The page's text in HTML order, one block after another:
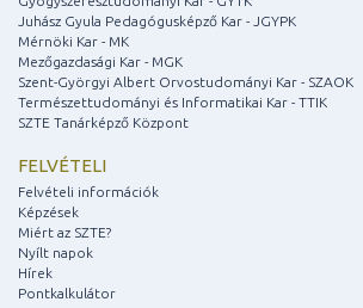
Juhász Gyula Pedagógusképző Kar - JGYPK
Mérnöki Kar - MK
Mezőgazdasági Kar - MGK
Szent-Györgyi Albert Orvostudományi Kar - SZAOK
Természettudományi és Informatikai Kar - TTIK
SZTE Tanárképző Központ
FELVÉTELI
Felvételi információk
Képzések
Miért az SZTE?
Nyílt napok
Hírek
Pontkalkulátor